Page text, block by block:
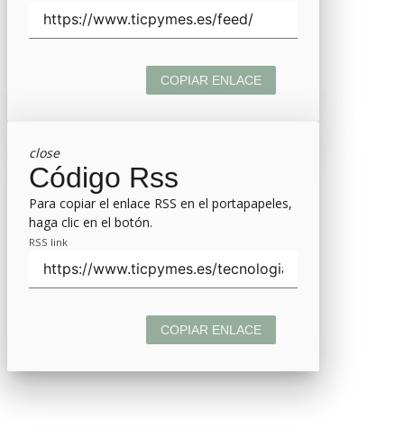
COPIAR ENLACE
close
Código Rss
Para copiar el enlace RSS en el portapapeles,
haga clic en el botón.
RSS link
COPIAR ENLACE